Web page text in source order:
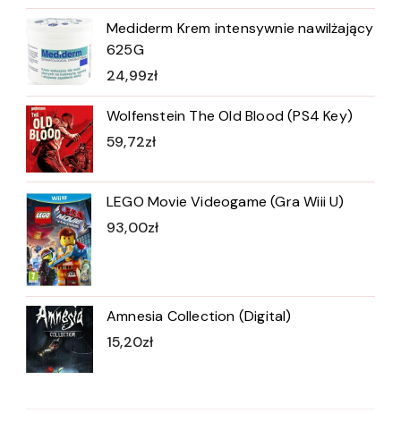
Mediderm Krem intensywnie nawilżający
625G
24,99zł
Wolfenstein The Old Blood (PS4 Key)
59,72zł
LEGO Movie Videogame (Gra Wiii U)
93,00zł
Amnesia Collection (Digital)
15,20zł